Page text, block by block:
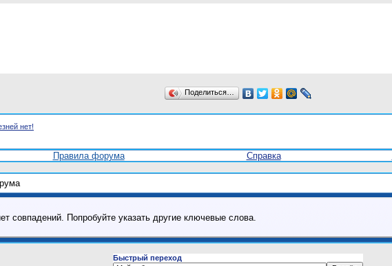
Поделиться…
нет!
Правила форума Справка
совпадений. Попробуйте указать другие ключевые слова.
Быстрый переход